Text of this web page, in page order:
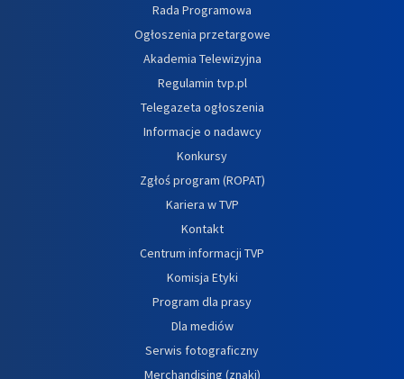
Rada Programowa
Ogłoszenia przetargowe
Akademia Telewizyjna
Regulamin tvp.pl
Telegazeta ogłoszenia
Informacje o nadawcy
Konkursy
Zgłoś program (ROPAT)
Kariera w TVP
Kontakt
Centrum informacji TVP
Komisja Etyki
Program dla prasy
Dla mediów
Serwis fotograficzny
Merchandising (znaki)